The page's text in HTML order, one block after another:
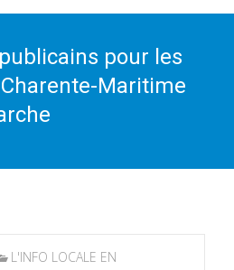
pour les
Maritime
L'INFO LOCALE EN